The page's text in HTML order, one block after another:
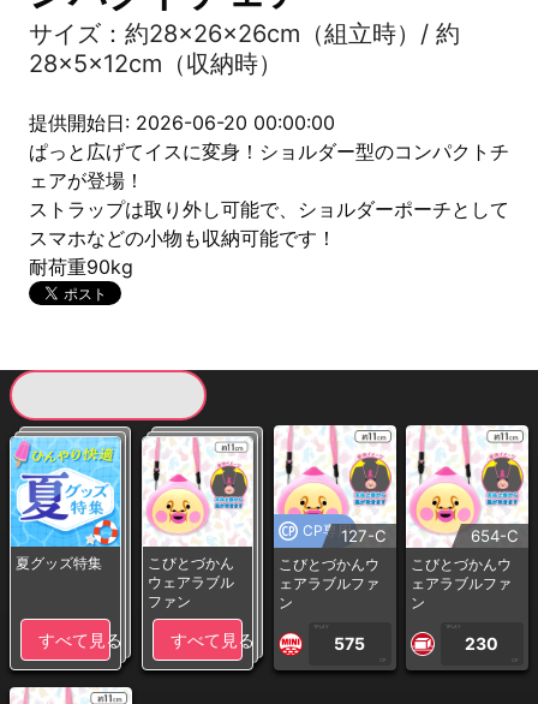
サイズ：約28×26×26cm（組立時）/ 約
28×5×12cm（収納時）
提供開始日: 2026-06-20 00:00:00
ぱっと広げてイスに変身！ショルダー型のコンパクトチ
ェアが登場！
ストラップは取り外し可能で、ショルダーポーチとして
スマホなどの小物も収納可能です！
耐荷重90kg
夏グッズ特集
すべて見る
こびとづかん
ウェアラブル
ファン
すべて見る
CP専用127-C
こびとづかんウ
ェアラブルファ
ン
1PLAY
575
CP
654-C
こびとづかんウ
ェアラブルファ
ン
1PLAY
230
CP